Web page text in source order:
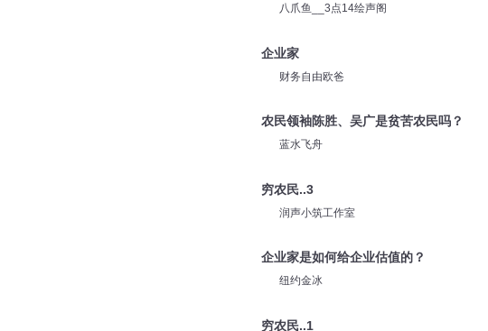
八爪鱼__3点14绘声阁
企业家
财务自由欧爸
农民领袖陈胜、吴广是贫苦农民吗？
蓝水飞舟
穷农民..3
润声小筑工作室
企业家是如何给企业估值的？
纽约金冰
穷农民..1